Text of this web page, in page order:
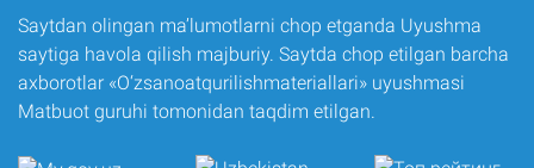
Saytdan olingan ma’lumotlarni chop etganda Uyushma
saytiga havola qilish majburiy. Saytda chop etilgan barcha
axborotlar «O‘zsanoatqurilishmateriallari» uyushmasi
Matbuot guruhi tomonidan taqdim etilgan.